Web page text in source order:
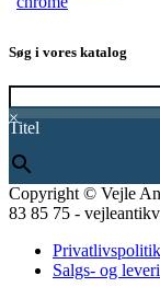
Søg i vores katalog
×
Titel
Copyright © Vejle
83 85 75 -
Privatlivspolitik
Salgs- og